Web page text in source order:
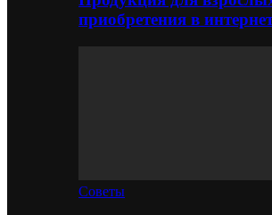
приобретения в
Советы